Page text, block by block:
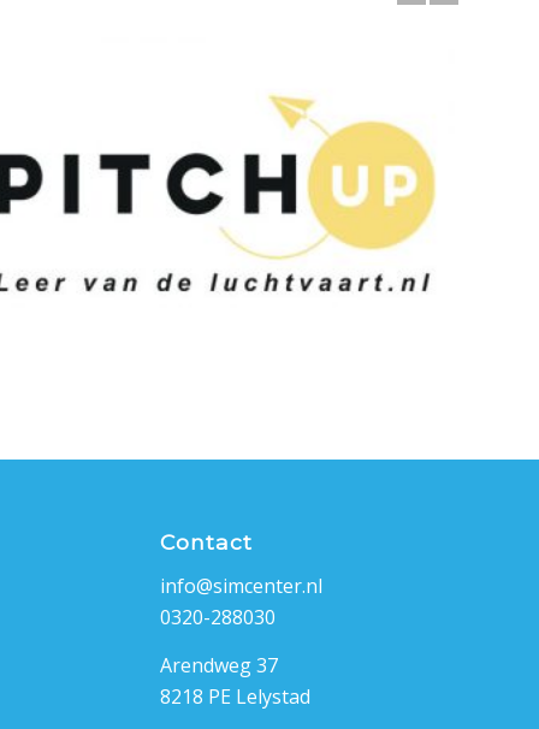
Contact
info@simcenter.nl
0320-288030
Arendweg 37
8218 PE Lelystad